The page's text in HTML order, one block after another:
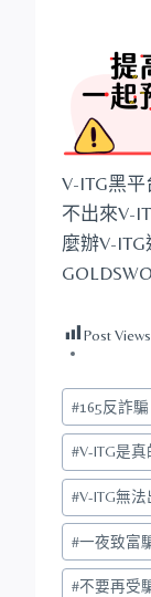
V-ITG黑
不出來V-
麼辦V-ITG
Post
Post
Tags:
#165反詐騙
#V-ITG是真
#V-ITG無法
#一夜致富
#不要再受